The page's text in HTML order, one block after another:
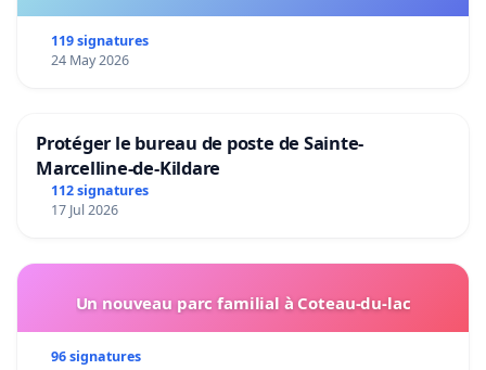
119 signatures
24 May 2026
Protéger le bureau de poste de Sainte-
Marcelline-de-Kildare
112 signatures
17 Jul 2026
Un nouveau parc familial à Coteau-du-lac
96 signatures